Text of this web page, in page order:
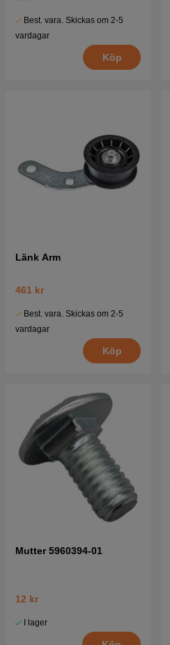
Best. vara. Skickas om 2-5
vardagar
Köp
Länk Arm
461 kr
Best. vara. Skickas om 2-5
vardagar
Köp
Mutter 5960394-01
12 kr
I lager